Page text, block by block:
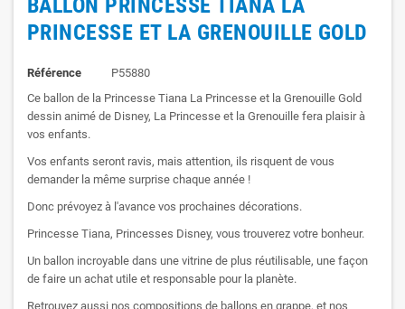
BALLON PRINCESSE TIANA LA
PRINCESSE ET LA GRENOUILLE GOLD
Référence
P55880
Ce ballon de la Princesse Tiana La Princesse et la Grenouille Gold
dessin animé de Disney, La Princesse et la Grenouille fera plaisir à
vos enfants.
Vos enfants seront ravis, mais attention, ils risquent de vous
demander la même surprise chaque année !
Donc prévoyez à l'avance vos prochaines décorations.
Princesse Tiana, Princesses Disney, vous trouverez votre bonheur.
Un ballon incroyable dans une vitrine de plus réutilisable, une façon
de faire un achat utile et responsable pour la planète.
Retrouvez aussi nos compositions de ballons en grappe, et nos